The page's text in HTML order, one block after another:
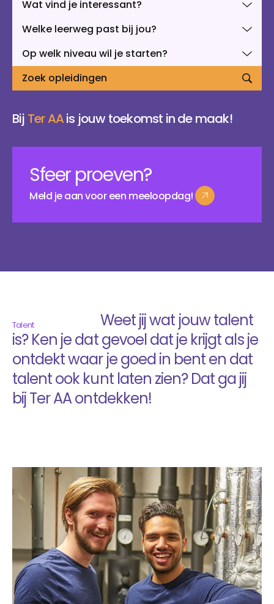
Studentverhalen
Studiekeuzetest
Interesse­gebieden
Open dag
Meelopen
Informatie
Kosten
Stage
Voor ouders en verzorgers
Voor nieuwe studenten
Inloggen startpunt
Inburgering
Sfeer proeven?
Meldjeaanvooreenmeeloopdag!
Meld jeaanvoor een meeloopdag!
Wat vind je interessant?
Welke leerweg past bij jou?
Op welk niveau wil je starten?
Zoek opleidingen
Bij Ter AAis jouw toekomst in de maak!
Talent
Weet jij wat jouw talent
is? Ken je dat gevoel dat je krijgt als je
ontdekt waar je goed in bent en dat
talent ook kunt laten zien? Dat ga jij
bij Ter AA ontdekken!